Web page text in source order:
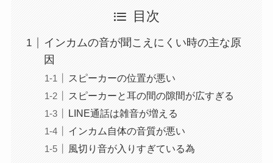
目次
インカムの音が聞こえにくい時の主な原
因
スピーカーの位置が悪い
スピーカーと耳の間の隙間が広すぎる
LINE通話は雑音が増える
インカム自体の音質が悪い
風切り音が入りすぎている為